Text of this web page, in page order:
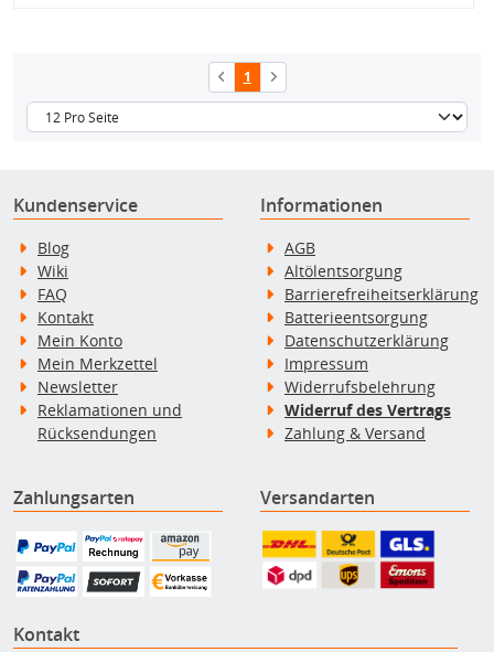
1
Kundenservice
Blog
Wiki
FAQ
Kontakt
Mein Konto
Mein Merkzettel
Newsletter
Reklamationen und
Rücksendungen
Informationen
AGB
Altölentsorgung
Barrierefreiheitserklärung
Batterieentsorgung
Datenschutzerklärung
Impressum
Widerrufsbelehrung
Widerruf des Vertrags
Zahlung & Versand
Zahlungsarten Versandarten
Kontakt